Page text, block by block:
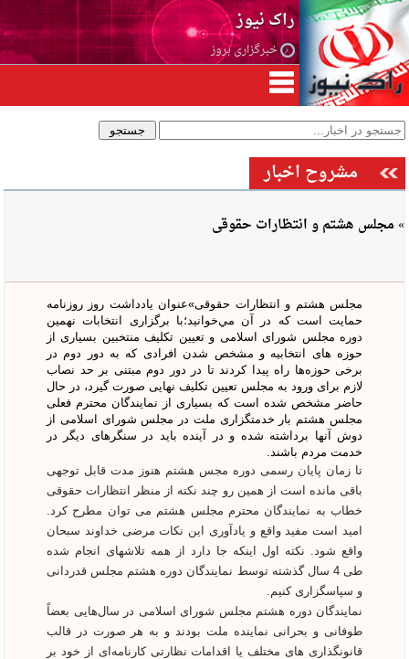
راک نیوز
خبرگزاری بروز
مشروح اخبار
» مجلس هشتم و انتظارات حقوقی
مجلس هشتم و انتظارات حقوقی»عنوان يادداشت روز روزنامه
حمايت است كه در آن مي‌خوانيد؛با برگزاری انتخابات نهمین
دوره مجلس شورای اسلامی و تعیین تکلیف منتخبین بسیاری از
حوزه های انتخابیه و مشخص شدن افرادی که به دور دوم در
برخی حوزه‌ها راه پیدا کردند تا در دور دوم مبتنی بر حد نصاب
لازم برای ورود به مجلس تعیین تکلیف نهایی صورت گیرد، در حال
حاضر مشخص شده است که بسیاری از نمایندگان محترم فعلی
مجلس هشتم بار خدمتگزاری ملت در مجلس شورای اسلامی از
دوش آنها برداشته شده و در آینده باید در سنگرهای دیگر در
خدمت مردم باشند.
تا زمان پایان رسمی دوره مجس هشتم هنوز مدت قابل توجهی
باقی مانده است از همین رو چند نکته از منظر انتظارات حقوقی
خطاب به نمایندگان محترم مجلس هشتم می توان مطرح کرد.
امید است مفید واقع و یادآوری این نکات مرضی خداوند سبحان
واقع شود. نکته اول اینکه جا دارد از همه تلاشهای انجام شده
طی 4 سال گذشته توسط نمایندگان دوره هشتم مجلس قدردانی
و سپاسگزاری کنیم.
نمایندگان دوره هشتم مجلس شورای اسلامی در سال‌هایی بعضاً
طوفانی و بحرانی نماینده ملت بودند و به هر صورت در قالب
قانونگذاری های مختلف یا اقدامات نظارتی کارنامه‌ای از خود بر